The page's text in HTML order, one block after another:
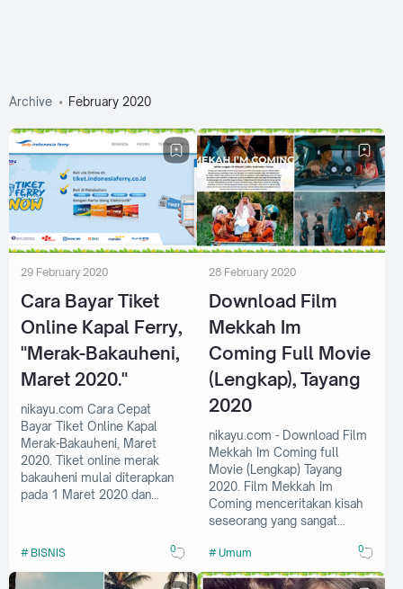
Archive February 2020
29 February 2020
Cara Bayar Tiket
Online Kapal Ferry,
"Merak-Bakauheni,
Maret 2020."
nikayu.com Cara Cepat
Bayar Tiket Online Kapal
Merak-Bakauheni, Maret
2020. Tiket online merak
bakauheni mulai diterapkan
pada 1 Maret 2020 dan
BISNIS 0
28 February 2020
Download Film
Mekkah Im
Coming Full Movie
(Lengkap), Tayang
2020
nikayu.com - Download Film
Mekkah Im Coming full
Movie (Lengkap) Tayang
2020. Film Mekkah Im
Coming menceritakan kisah
seseorang yang sangat
Umum 0